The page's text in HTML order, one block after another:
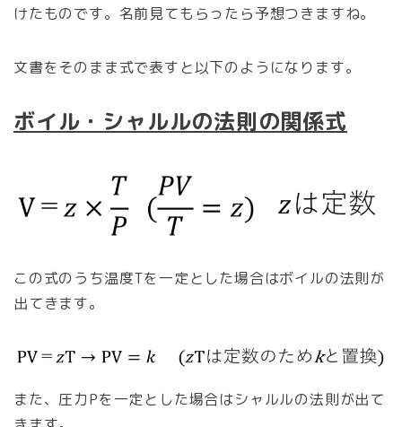
けたものです。名前見てもらったら予想つきますね。
文書をそのまま式で表すと以下のようになります。
ボイル・シャルルの法則の関係式
この式のうち温度Tを一定とした場合はボイルの法則が
出てきます。
また、圧力Pを一定とした場合はシャルルの法則が出て